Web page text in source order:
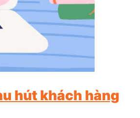
hút khách hàng